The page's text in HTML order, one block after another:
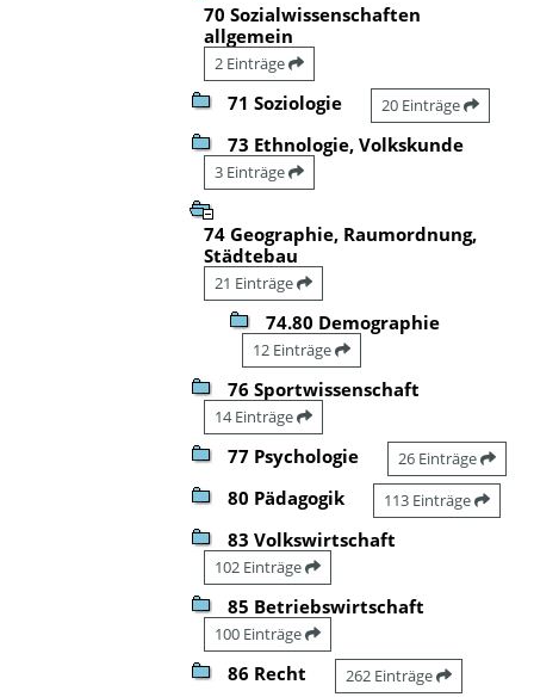
70 Sozialwissenschaften
allgemein
2 Einträge
71 Soziologie 20 Einträge
73 Ethnologie, Volkskunde
3 Einträge
74 Geographie, Raumordnung,
Städtebau
21 Einträge
74.80 Demographie
12 Einträge
76 Sportwissenschaft
14 Einträge
77 Psychologie 26 Einträge
80 Pädagogik 113 Einträge
83 Volkswirtschaft
102 Einträge
85 Betriebswirtschaft
100 Einträge
86 Recht 262 Einträge